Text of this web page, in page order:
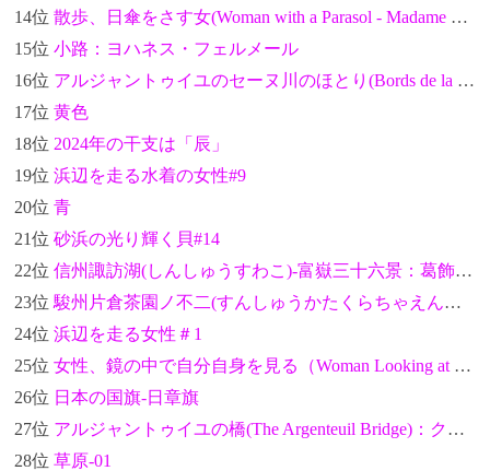
14位 散歩、日傘をさす女(Woman with a Parasol - Madame Monet and Her Son)：クロード・モネ
15位 小路：ヨハネス・フェルメール
16位 アルジャントゥイユのセーヌ川のほとり(Bords de la Seine à Argenteuil)：クロード・モネ
17位 黄色
18位 2024年の干支は「辰」
19位 浜辺を走る水着の女性#9
20位 青
21位 砂浜の光り輝く貝#14
22位 信州諏訪湖(しんしゅうすわこ)-富嶽三十六景：葛飾北斎
23位 駿州片倉茶園ノ不二(すんしゅうかたくらちゃえんのふじ)-富嶽三十六景：葛飾北斎
24位 浜辺を走る女性＃1
25位 女性、鏡の中で自分自身を見る（Woman Looking at Herself in a Mirror）：葛飾北斎
26位 日本の国旗-日章旗
27位 アルジャントゥイユの橋(The Argenteuil Bridge)：クロード・モネ
28位 草原-01